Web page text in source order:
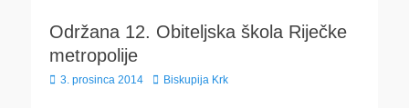
Održana 12. Obiteljska škola Riječke
metropolije
Posted
3. prosinca 2014 Author
Biskupija Krk